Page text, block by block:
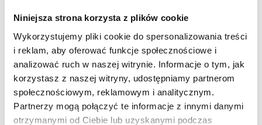
Niniejsza strona korzysta z plików cookie
Wykorzystujemy pliki cookie do spersonalizowania treści
i reklam, aby oferować funkcje społecznościowe i
analizować ruch w naszej witrynie. Informacje o tym, jak
korzystasz z naszej witryny, udostępniamy partnerom
społecznościowym, reklamowym i analitycznym.
Partnerzy mogą połączyć te informacje z innymi danymi
otrzymanymi od Ciebie lub uzyskanymi podczas
Hoofdpagina / Carrière